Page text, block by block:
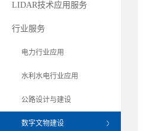
LIDAR技术应用服务
行业服务
电力行业应用
水利水电行业应用
公路设计与建设
数字文物建设